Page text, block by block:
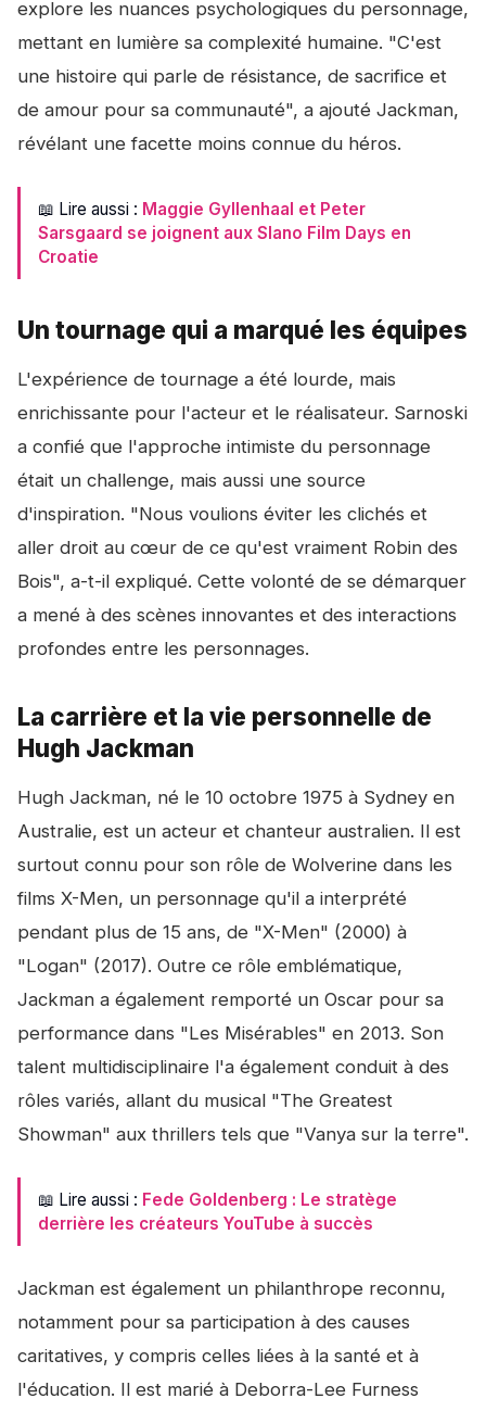
explore les nuances psychologiques du personnage,
mettant en lumière sa complexité humaine. "C'est
une histoire qui parle de résistance, de sacrifice et
de amour pour sa communauté", a ajouté Jackman,
révélant une facette moins connue du héros.
📖 Lire aussi : Maggie Gyllenhaal et Peter
Sarsgaard se joignent aux Slano Film Days en
Croatie
Un tournage qui a marqué les équipes
L'expérience de tournage a été lourde, mais
enrichissante pour l'acteur et le réalisateur. Sarnoski
a confié que l'approche intimiste du personnage
était un challenge, mais aussi une source
d'inspiration. "Nous voulions éviter les clichés et
aller droit au cœur de ce qu'est vraiment Robin des
Bois", a-t-il expliqué. Cette volonté de se démarquer
a mené à des scènes innovantes et des interactions
profondes entre les personnages.
La carrière et la vie personnelle de
Hugh Jackman
Hugh Jackman, né le 10 octobre 1975 à Sydney en
Australie, est un acteur et chanteur australien. Il est
surtout connu pour son rôle de Wolverine dans les
films X-Men, un personnage qu'il a interprété
pendant plus de 15 ans, de "X-Men" (2000) à
"Logan" (2017). Outre ce rôle emblématique,
Jackman a également remporté un Oscar pour sa
performance dans "Les Misérables" en 2013. Son
talent multidisciplinaire l'a également conduit à des
rôles variés, allant du musical "The Greatest
Showman" aux thrillers tels que "Vanya sur la terre".
📖 Lire aussi : Fede Goldenberg : Le stratège
derrière les créateurs YouTube à succès
Jackman est également un philanthrope reconnu,
notamment pour sa participation à des causes
caritatives, y compris celles liées à la santé et à
l'éducation. Il est marié à Deborra-Lee Furness